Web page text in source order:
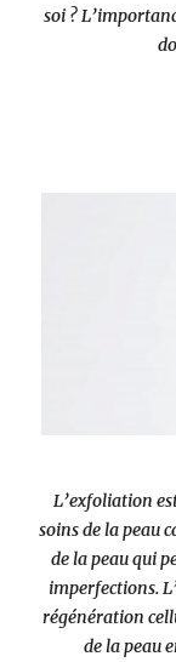
soi ?
L’exfoliation
soins de la peau
de la peau qui
imperfections.
régénération
de la peau